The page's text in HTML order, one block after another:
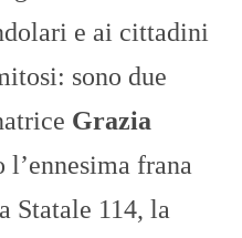
e ai cittadini
sono due
Grazia
l’ennesima frana
Statale 114, la